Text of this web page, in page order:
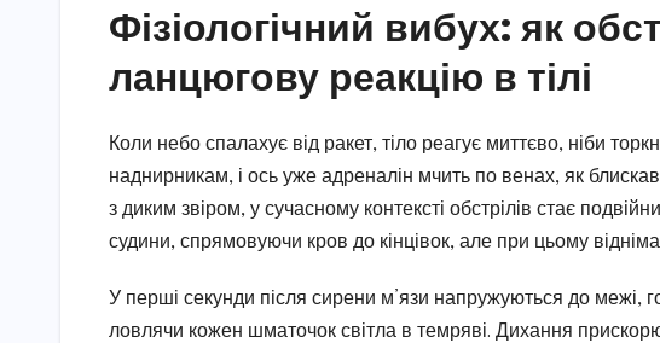
Фізіологічний вибух: як
ланцюгову реакцію в тілі
Коли небо спалахує від ракет, тіло реагує миттєво, ніби
наднирникам, і ось уже адреналін мчить по венах, як
з диким звіром, у сучасному контексті обстрілів стає
судини, спрямовуючи кров до кінцівок, але при цьому
У перші секунди після сирени м’язи напружуються до межі,
ловлячи кожен шматочок світла в темряві. Дихання